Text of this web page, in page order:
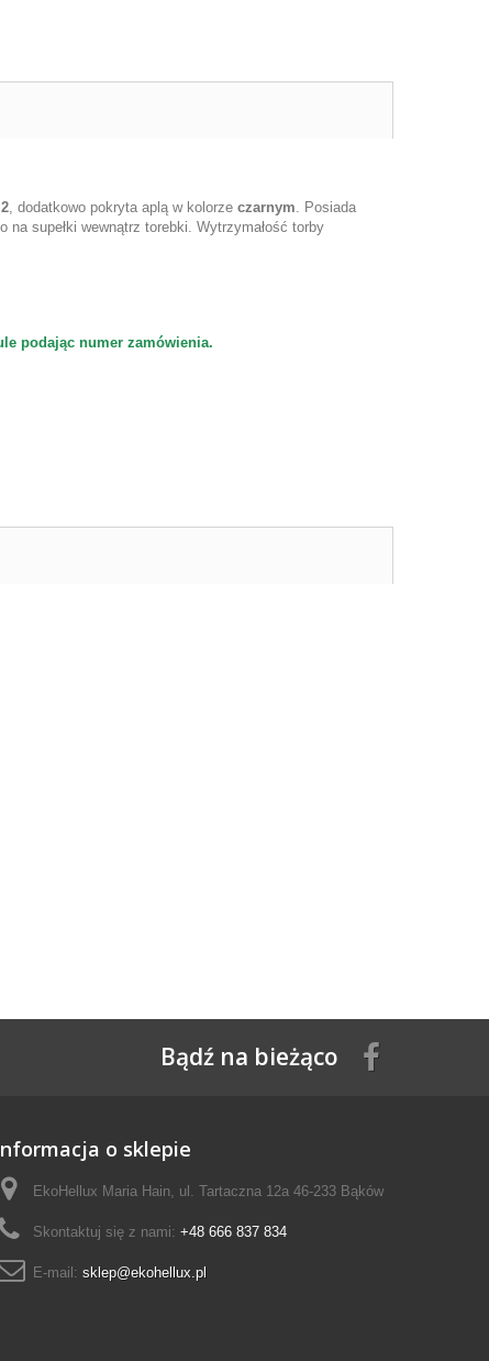
, dodatkowo pokryta aplą w kolorze czarnym. Posiada
na supełki wewnątrz torebki. Wytrzymałość torby
podając numer zamówienia.
Bądź na bieżąco
o sklepie
EkoHellux Maria Hain, ul. Tartaczna 12a 46-233 Bąków
Skontaktuj się z nami: +48 666 837 834
E-mail: sklep@ekohellux.pl